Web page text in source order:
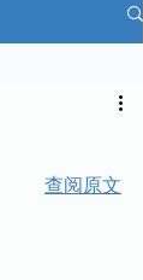
查阅原文